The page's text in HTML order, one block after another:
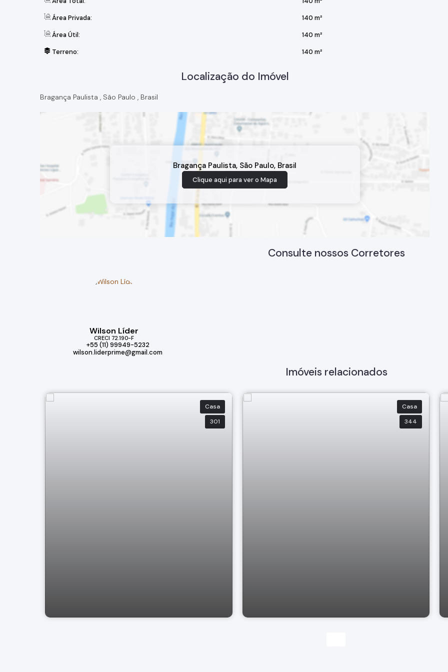
Área Privada:
140 m²
Área Útil:
140 m²
Terreno:
140 m²
Localização do Imóvel
Bragança Paulista , São Paulo , Brasil
Bragança Paulista, São Paulo, Brasil
Clique aqui para ver o Mapa
Consulte nossos Corretores
Wilson Líder
CRECI 72.190-F
+55 (11) 99949-5232
wilson.liderprime@gmail.com
Imóveis relacionados
Casa
301
Casa
344